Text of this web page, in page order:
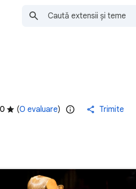
(O evaluare) Trimite